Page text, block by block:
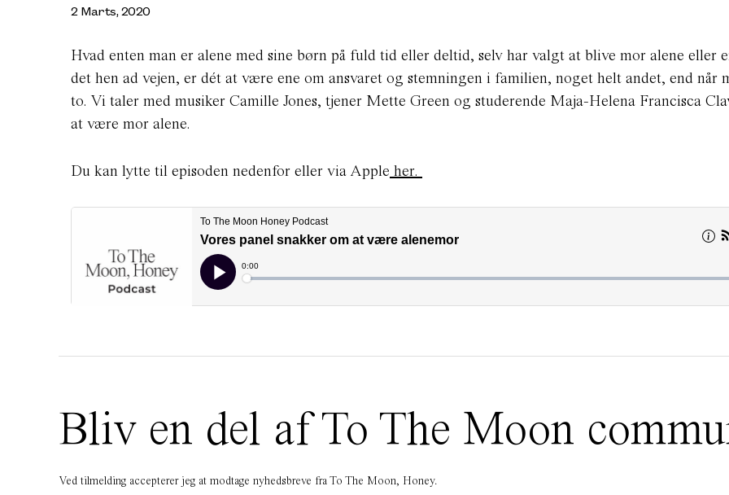
2 Marts, 2020
Hvad enten man er alene med sine børn på fuld tid eller deltid, selv har valgt at blive mor alene eller
det hen ad vejen, er dét at være ene om ansvaret og stemningen i familien, noget helt andet, end når
to. Vi taler med musiker Camille Jones, tjener Mette Green og studerende Maja-Helena Francisca
at være mor alene.
Du kan lytte til episoden nedenfor eller via Apple her.
Bliv en del af To The Moon
Ved tilmelding accepterer jeg at modtage nyhedsbreve fra To The Moon, Honey.